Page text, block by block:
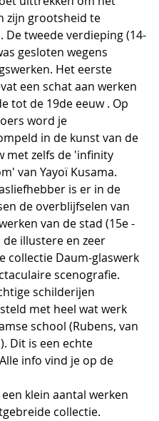
zijn grootsheid te
De tweede verdieping (14-
gesloten wegens
Het eerste
een schat aan werken
tot de 19de eeuw . Op
word je
in de kunst van de
met zelfs de 'infinity
van Yayoï Kusama.
is er in de
de overblijfselen van
van de stad (15e -
de illustere en zeer
collectie Daum-glaswerk
scenografie.
schilderijen
met heel wat werk
school (Rubens, van
Dit is een echte
info vind je op de
klein aantal werken
collectie.